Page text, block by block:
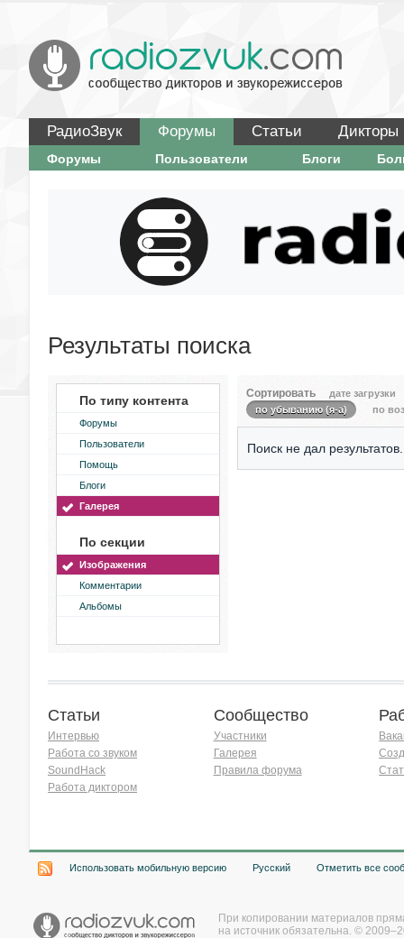
РадиоЗвук Форумы Статьи Дикторы
Форумы Пользователи Блоги
Результаты поиска
По типу контента
Форумы
Пользователи
Помощь
Блоги
Галерея
По секции
Изображения
Комментарии
Альбомы
Сортировать
дате загрузки
по убыванию (я-а)
по
Поиск не дал результатов.
Статьи
Интервью
Работа со звуком
SoundHack
Работа диктором
Сообщество
Участники
Галерея
Правила форума
Использовать мобильную версию Русский Отметить все
При копировании материалов
на источник обязательна. ©